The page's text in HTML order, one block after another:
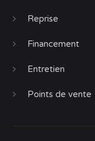
Reprise
Financement
Entretien
Points de vente